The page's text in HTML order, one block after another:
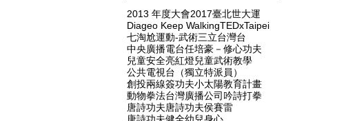
2013 年度大會2017臺北世大運
Diageo Keep WalkingTEDxTaipei
七淘尬運動-武術三立台灣台
中央廣播電台任培豪－修心功夫
兒童安全亮紅燈兒童武術教學
公共電視台（獨立特派員）
創投兩線簽功夫小太陽教育計畫
動物拳法台灣廣播公司 吟詩打拳
唐詩功夫唐詩功夫侯賽雷